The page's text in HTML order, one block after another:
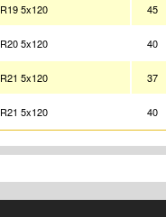
R19 5x120 45
R20 5x120 40
R21 5x120 37
R21 5x120 40